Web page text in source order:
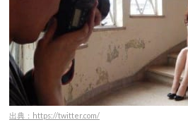
出典：https://twitter.com/